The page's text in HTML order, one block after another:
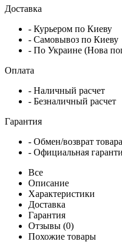
Доставка
- Курьером по Киеву
- Самовывоз по Киеву
- По Украине (Нова
Оплата
- Наличный расчет
- Безналичный расчет
Гарантия
- Обмен/возврат
- Официальная
Все
Описание
Характеристики
Доставка
Гарантия
Отзывы (0)
Похожие товары